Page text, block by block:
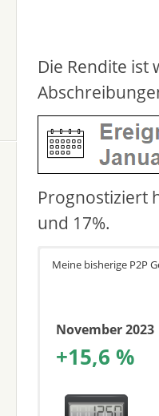
Die Rendite ist
Prognostiziert
und 17%.
Meine bisherige P2P
November 2023
+15,6 %